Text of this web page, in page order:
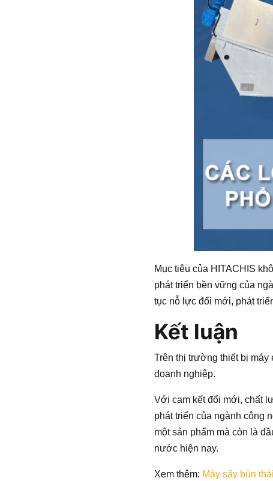
Mục tiêu của HITACHIS
phát triển bền vững của
tục nỗ lực đổi mới, phát
Kết luận
Trên thị trường thiết bị máy
doanh nghiệp.
Với cam kết đổi mới, chất
phát triển của ngành công
một sản phẩm mà còn là
nước hiện nay.
Xem thêm: Máy sấy bùn